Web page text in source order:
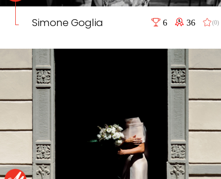
Simone Goglia 6 36 (0)